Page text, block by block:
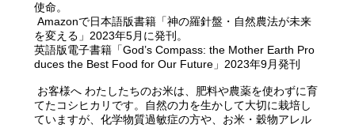
使命。
Amazonで日本語版書籍「神の羅針盤・自然農法が未来
を変える」2023年5月に発刊。
英語版電子書籍「God’s Compass: the Mother Earth Pro
duces the Best Food for Our Future」2023年9月発刊
お客様へ わたしたちのお米は、肥料や農薬を使わずに育
てたコシヒカリです。自然の力を生かして大切に栽培し
ていますが、化学物質過敏症の方や、お米・穀物アレル